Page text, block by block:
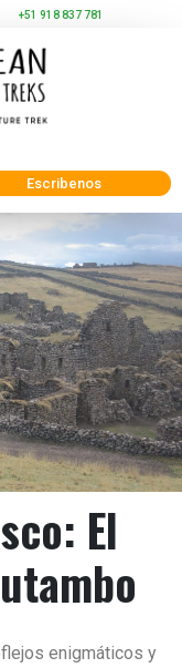
+51 918 837 781
Escribenos
El
enigmáticos y